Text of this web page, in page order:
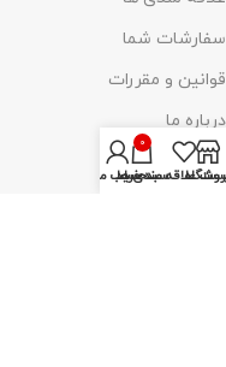
سفارشات شما
قوانین و مقررات
درباره ما
تماس با ما
علاقه مندی ها
0
سبد خرید
حساب من